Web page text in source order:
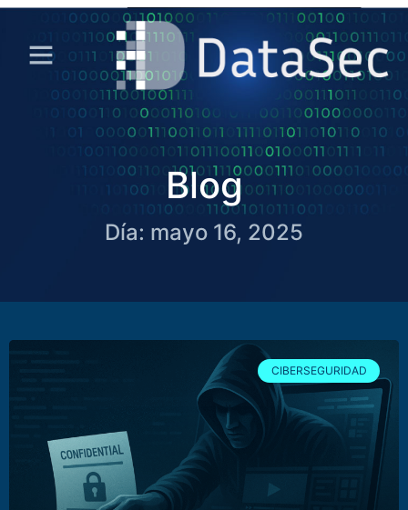
Blog
Día: mayo 16, 2025
CIBERSEGURIDAD